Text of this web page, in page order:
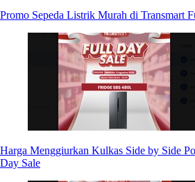
Promo Sepeda Listrik Murah di Transmart
Harga Menggiurkan Kulkas Side by Side
Day Sale